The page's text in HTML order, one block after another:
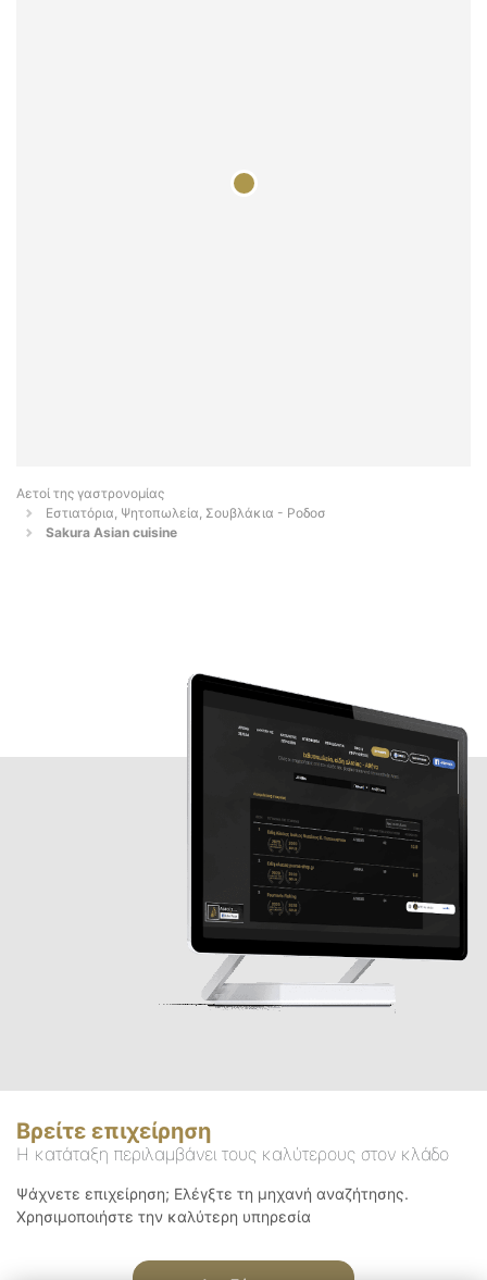
Αετοί της γαστρονομίας
Εστιατόρια, Ψητοπωλεία, Σουβλάκια - Ροδοσ
Sakura Asian cuisine
Βρείτε επιχείρηση
Η κατάταξη περιλαμβάνει τους καλύτερους στον κλάδο
Ψάχνετε επιχείρηση; Ελέγξτε τη μηχανή αναζήτησης.
Χρησιμοποιήστε την καλύτερη υπηρεσία